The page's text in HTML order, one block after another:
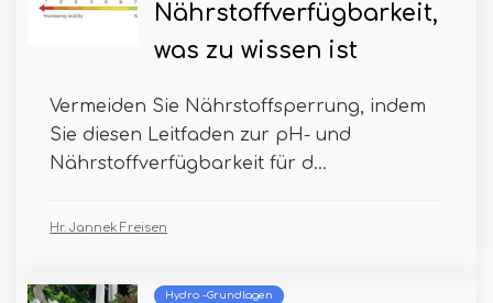
Nährstoffverfügbarkeit,
was zu wissen ist
Vermeiden Sie Nährstoffsperrung, indem
Sie diesen Leitfaden zur pH- und
Nährstoffverfügbarkeit für d...
Hr. Jannek Freisen
Hydro -Grundlagen